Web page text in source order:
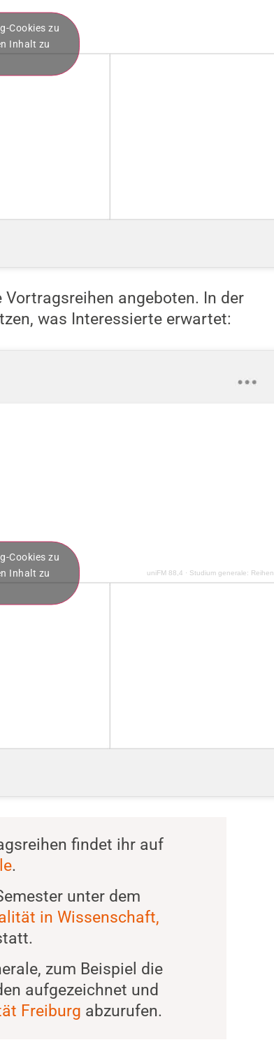
Cookies zu
Inhalt zu
angeboten. In der
was Interessierte erwartet:
uniFM 88,4 · Studium generale: Reihen im WiSe 24/25
Cookies zu
Inhalt zu
findet ihr auf
.
unter dem
in Wissenschaft,
zum Beispiel die
aufgezeichnet und
Freiburg abzurufen.